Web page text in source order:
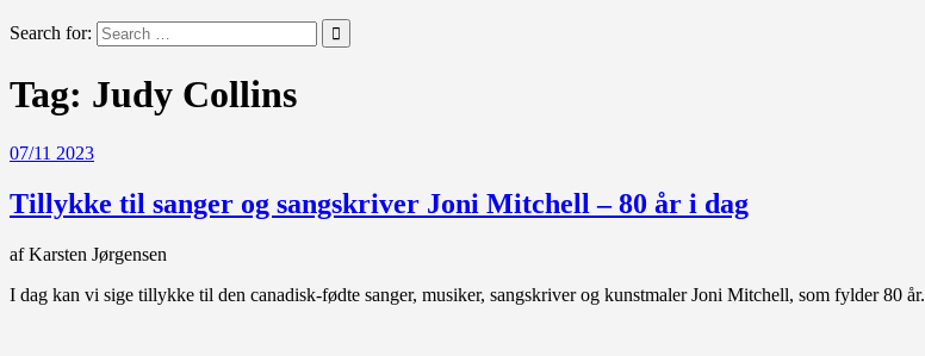
Search for:
Tag: Judy Collins
07/11 2023
Tillykke til sanger og sangskriver Joni Mitchell – 80 år i dag
af Karsten Jørgensen
I dag kan vi sige tillykke til den canadisk-fødte sanger, musiker, sangskriver og kunstmaler Joni Mitchell, som fylder 80 år.